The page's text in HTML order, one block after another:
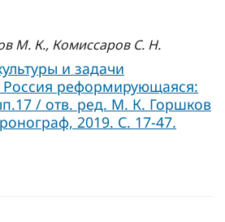
М. К., Комиссаров С. Н.
и задачи
реформирующаяся:
/ отв. ред. М. К. Горшков
2019. С. 17-47.